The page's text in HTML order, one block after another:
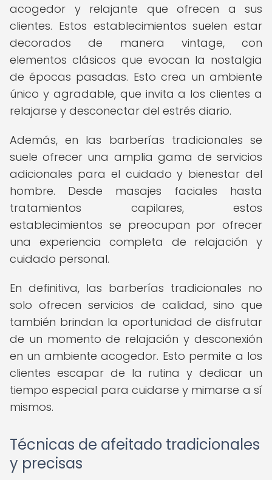
acogedor y relajante que ofrecen a sus
clientes. Estos establecimientos suelen estar
decorados de manera vintage, con
elementos clásicos que evocan la nostalgia
de épocas pasadas. Esto crea un ambiente
único y agradable, que invita a los clientes a
relajarse y desconectar del estrés diario.
Además, en las barberías tradicionales se
suele ofrecer una amplia gama de servicios
adicionales para el cuidado y bienestar del
hombre. Desde masajes faciales hasta
tratamientos capilares, estos
establecimientos se preocupan por ofrecer
una experiencia completa de relajación y
cuidado personal.
En definitiva, las barberías tradicionales no
solo ofrecen servicios de calidad, sino que
también brindan la oportunidad de disfrutar
de un momento de relajación y desconexión
en un ambiente acogedor. Esto permite a los
clientes escapar de la rutina y dedicar un
tiempo especial para cuidarse y mimarse a sí
mismos.
Técnicas de afeitado tradicionales
y precisas